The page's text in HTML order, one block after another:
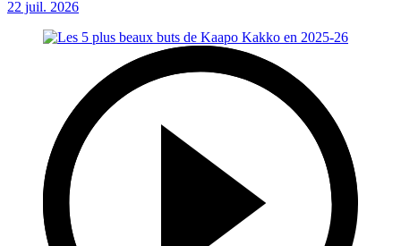
22 juil. 2026